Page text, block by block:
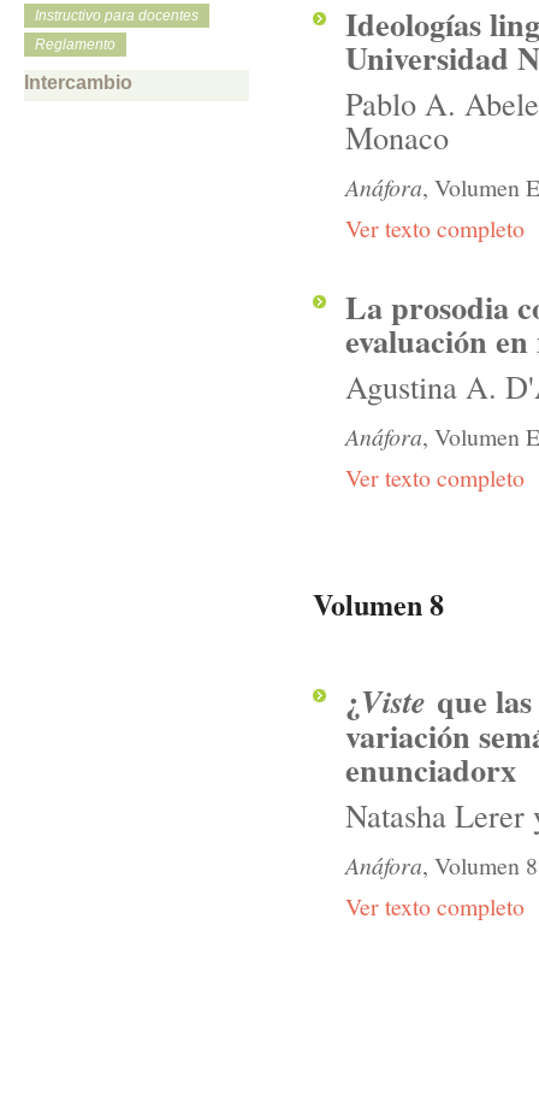
Instructivo para docentes
Reglamento
Intercambio
Ideologías
Universidad
Pablo A.
Monaco
Anáfora, Volumen
Ver texto completo
La prosodia
evaluación
Agustina A.
Anáfora, Volumen
Ver texto completo
Volumen 8
¿Viste que
variación
enunciadorx
Natasha
Anáfora, Volumen
Ver texto completo